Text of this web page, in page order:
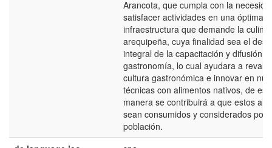
Arancota, que cumpla con la
satisfacer actividades en una óptima
infraestructura que demande la
arequipeña, cuya finalidad sea el
integral de la capacitación y difusión
gastronomía, lo cual ayudara a
cultura gastronómica e innovar en
técnicas con alimentos nativos, de
manera se contribuirá a que estos
sean consumidos y considerados por
población.